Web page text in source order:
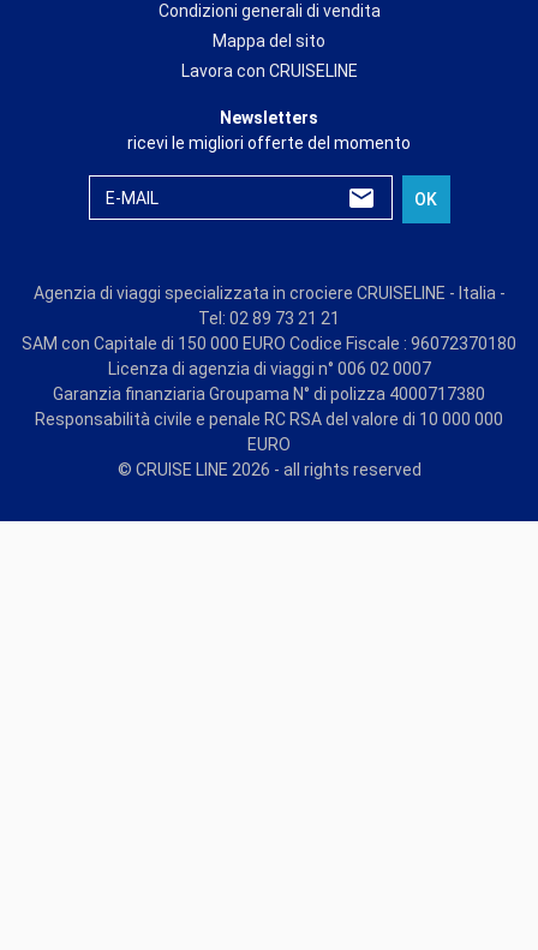
Condizioni generali di vendita
Mappa del sito
Lavora con CRUISELINE
Newsletters
ricevi le migliori offerte del momento
E-MAIL OK
Agenzia di viaggi specializzata in crociere CRUISELINE - Italia -
Tel: 02 89 73 21 21
SAM con Capitale di 150 000 EURO Codice Fiscale : 96072370180
Licenza di agenzia di viaggi n° 006 02 0007
Garanzia finanziaria Groupama N° di polizza 4000717380
Responsabilità civile e penale RC RSA del valore di 10 000 000
EURO
© CRUISE LINE 2026 - all rights reserved